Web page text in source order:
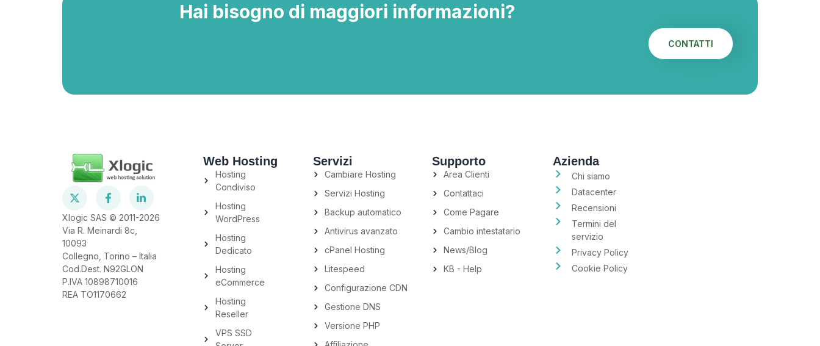
Hai bisogno di maggiori informazioni?
CONTATTI
Xlogic SAS © 2011-2026
Via R. Meinardi 8c,
10093
Collegno, Torino – Italia
Cod.Dest. N92GLON
P.IVA 10898710016
REA TO1170662
Web Hosting
Hosting
Condiviso
Hosting
WordPress
Hosting
Dedicato
Hosting
eCommerce
Hosting
Reseller
VPS SSD
Servizi
Cambiare Hosting
Servizi Hosting
Backup automatico
Antivirus avanzato
cPanel Hosting
Litespeed
Configurazione CDN
Gestione DNS
Versione PHP
Supporto
Area Clienti
Contattaci
Come Pagare
Cambio intestatario
News/Blog
KB - Help
Azienda
Chi siamo
Datacenter
Recensioni
Termini del
servizio
Privacy Policy
Cookie Policy